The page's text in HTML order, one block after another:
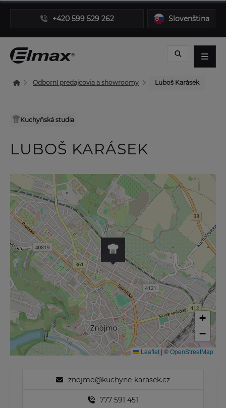
+420 599 529 262 Slovenština
Odborní predajcovia a showroomy Luboš Karásek
Kuchyňská studia
LUBOŠ KARÁSEK
znojmo@kuchyne-karasek.cz
777 591 451
+
−
Leaflet | ©OpenStreetMap